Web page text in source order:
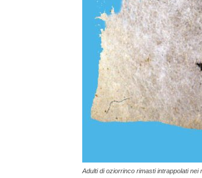
Adulti di oziorrinco rimasti intrappolati nei